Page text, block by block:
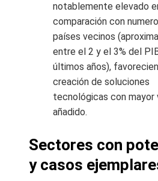
notablemente elevado
comparación con
países vecinos
entre el 2 y el 3% del
últimos años),
creación de soluciones
tecnológicas con mayor
añadido.
Sectores con
y casos